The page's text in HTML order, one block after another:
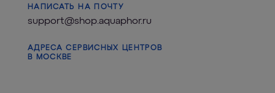
АДРЕСА СЕРВИСНЫХ ЦЕНТРОВ
В МОСКВЕ
НАПИСАТЬ НА ПОЧТУ
support@shop.aquaphor.ru